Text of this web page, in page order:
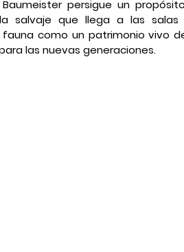
persigue un
salvaje que llega a las
como un patrimonio vivo
las nuevas generaciones.